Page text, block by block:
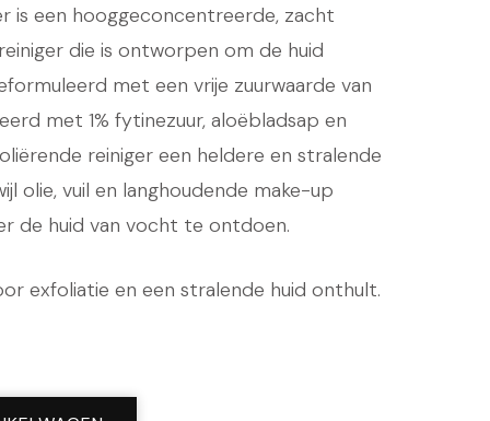
is een hooggeconcentreerde, zacht
die is ontworpen om de huid
met een vrije zuurwaarde van
met 1% fytinezuur, aloëbladsap en
reiniger een heldere en stralende
olie, vuil en langhoudende make-up
de huid van vocht te ontdoen.
exfoliatie en een stralende huid onthult.